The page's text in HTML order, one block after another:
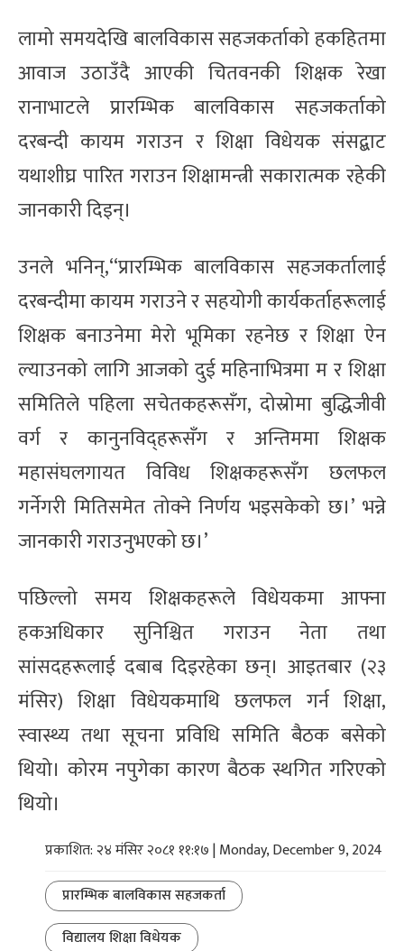
लामो समयदेखि बालविकास सहजकर्ताको हकहितमा
आवाज उठाउँदै आएकी चितवनकी शिक्षक रेखा
रानाभाटले प्रारम्भिक बालविकास सहजकर्ताको
दरबन्दी कायम गराउन र शिक्षा विधेयक संसद्बाट
यथाशीघ्र पारित गराउन शिक्षामन्त्री सकारात्मक रहेकी
जानकारी दिइन्।
उनले भनिन्,‘‘प्रारम्भिक बालविकास सहजकर्तालाई
दरबन्दीमा कायम गराउने र सहयोगी कार्यकर्ताहरूलाई
शिक्षक बनाउनेमा मेरो भूमिका रहनेछ र शिक्षा ऐन
ल्याउनको लागि आजको दुई महिनाभित्रमा म र शिक्षा
समितिले पहिला सचेतकहरूसँग, दोस्रोमा बुद्धिजीवी
वर्ग र कानुनविद्हरूसँग र अन्तिममा शिक्षक
महासंघलगायत विविध शिक्षकहरूसँग छलफल
गर्नेगरी मितिसमेत तोक्ने निर्णय भइसकेको छ।’ भन्ने
जानकारी गराउनुभएको छ।’
पछिल्लो समय शिक्षकहरूले विधेयकमा आफ्ना
हकअधिकार सुनिश्चित गराउन नेता तथा
सांसदहरूलाई दबाब दिइरहेका छन्। आइतबार (२३
मंसिर) शिक्षा विधेयकमाथि छलफल गर्न शिक्षा,
स्वास्थ्य तथा सूचना प्रविधि समिति बैठक बसेको
थियो। कोरम नपुगेका कारण बैठक स्थगित गरिएको
थियो।
प्रकाशित: २४ मंसिर २०८१ ११:१७ | Monday, December 9, 2024
प्रारम्भिक बालविकास सहजकर्ता
विद्यालय शिक्षा विधेयक